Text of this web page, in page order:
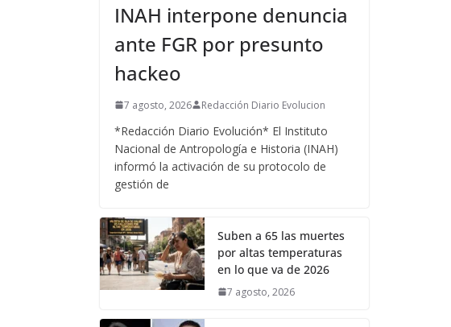
INAH interpone denuncia
ante FGR por presunto
hackeo
7 agosto, 2026 Redacción Diario Evolucion
*Redacción Diario Evolución* El Instituto
Nacional de Antropología e Historia (INAH)
informó la activación de su protocolo de
gestión de
Suben a 65 las muertes
por altas temperaturas
en lo que va de 2026
7 agosto, 2026